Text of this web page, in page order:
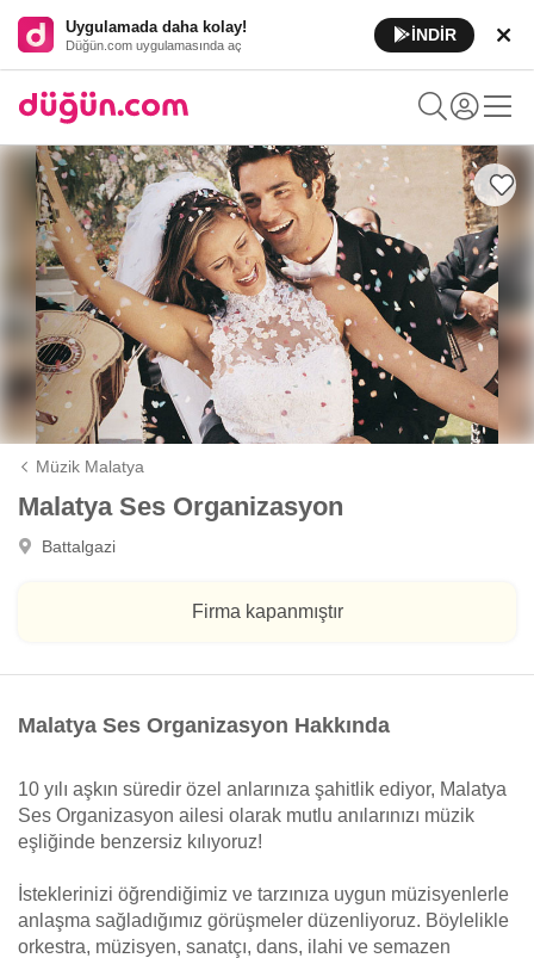
Uygulamada daha kolay!
Düğün.com uygulamasında aç
İNDİR
Müzik Malatya
Malatya Ses Organizasyon
Battalgazi
Firma kapanmıştır
Malatya Ses Organizasyon Hakkında
10 yılı aşkın süredir özel anlarınıza şahitlik ediyor, Malatya
Ses Organizasyon ailesi olarak mutlu anılarınızı müzik
eşliğinde benzersiz kılıyoruz!
İsteklerinizi öğrendiğimiz ve tarzınıza uygun müzisyenlerle
anlaşma sağladığımız görüşmeler düzenliyoruz. Böylelikle
orkestra, müzisyen, sanatçı, dans, ilahi ve semazen